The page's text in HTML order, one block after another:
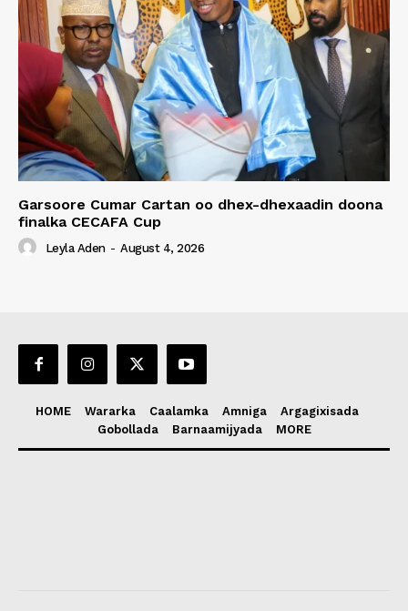
Garsoore Cumar Cartan oo dhex-dhexaadin doona
finalka CECAFA Cup
Leyla Aden - August 4, 2026
HOME Wararka Caalamka Amniga
Argagixisada
Gobollada
Barnaamijyada MORE